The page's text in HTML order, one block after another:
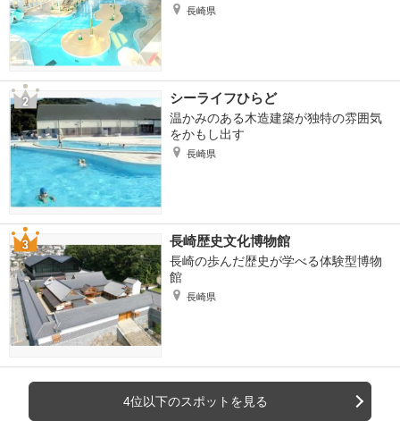
長崎県
シーライフひらど
温かみのある木造建築が独特の雰囲気
をかもし出す
長崎県
長崎歴史文化博物館
長崎の歩んだ歴史が学べる体験型博物
館
長崎県
4位以下のスポットを見る